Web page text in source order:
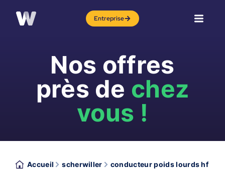
Entreprise
Nos offres
près de chez
vous !
Accueil scherwiller conducteur poids lourds hf